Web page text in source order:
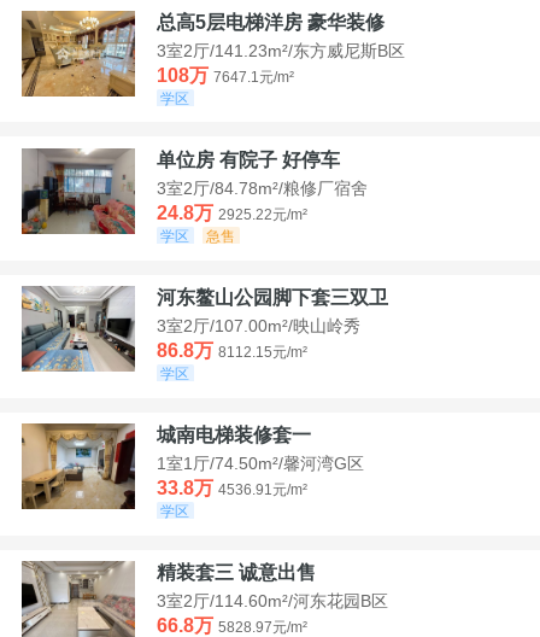
总高5层电梯洋房 豪华装修
3室2厅/141.23m²/东方威尼斯B区
108万 7647.1元/m²
学区
单位房 有院子 好停车
3室2厅/84.78m²/粮修厂宿舍
24.8万 2925.22元/m²
学区
急售
河东鳌山公园脚下套三双卫
3室2厅/107.00m²/映山岭秀
86.8万 8112.15元/m²
学区
城南电梯装修套一
1室1厅/74.50m²/馨河湾G区
33.8万 4536.91元/m²
学区
精装套三 诚意出售
3室2厅/114.60m²/河东花园B区
66.8万 5828.97元/m²